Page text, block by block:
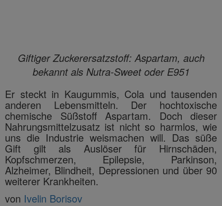
Giftiger Zuckerersatzstoff: Aspartam, auch
bekannt als Nutra-Sweet oder E951
Er steckt in Kaugummis, Cola und tausenden
anderen Lebensmitteln. Der hochtoxische
chemische Süßstoff Aspartam. Doch dieser
Nahrungsmittelzusatz ist nicht so harmlos, wie
uns die Industrie weismachen will. Das süße
Gift gilt als Auslöser für Hirnschäden,
Kopfschmerzen, Epilepsie, Parkinson,
Alzheimer, Blindheit, Depressionen und über 90
weiterer Krankheiten.
von Ivelin Borisov